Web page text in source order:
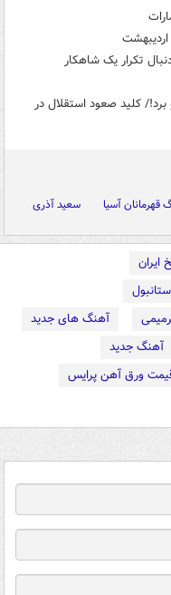
تکرار یک شاهکار
کلید صعود استقلال در
قهرمانان آسیا سعید آذری
ایران
آهنگ های جدید
آهنگ جدید
ورق آهن پرایس